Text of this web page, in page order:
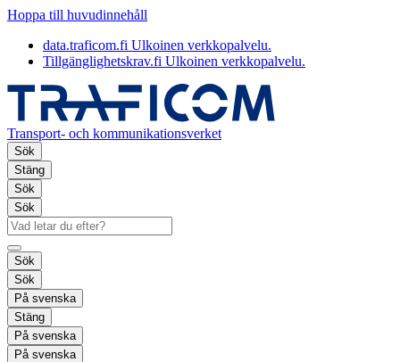
Hoppa till huvudinnehåll
data.traficom.fi Ulkoinen verkkopalvelu.
Tillgänglighetskrav.fi Ulkoinen verkkopalvelu.
Transport- och kommunikationsverket
Sök
Stäng
Sök
Sök
Sök
Sök
På svenska
Stäng
På svenska
På svenska